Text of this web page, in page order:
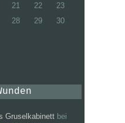
21 22
23
28 29
30
Gruselkabinett bei